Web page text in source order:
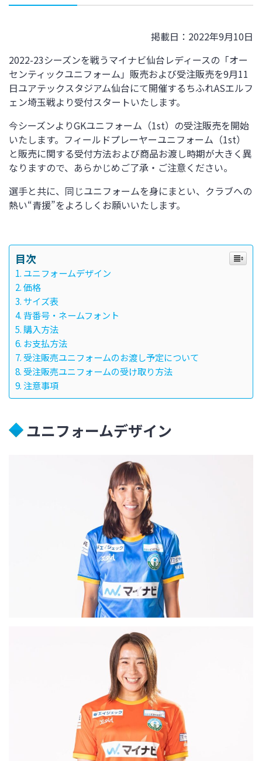
掲載日：2022年9月10日
2022-23シーズンを戦うマイナビ仙台レディースの「オー
センティックユニフォーム」販売および受注販売を9月11
日ユアテックスタジアム仙台にて開催するちふれASエルフ
ェン埼玉戦より受付スタートいたします。
今シーズンよりGKユニフォーム（1st）の受注販売を開始
いたします。フィールドプレーヤーユニフォーム（1st）
と販売に関する受付方法および商品お渡し時期が大きく異
なりますので、あらかじめご了承・ご注意ください。
選手と共に、同じユニフォームを身にまとい、クラブへの
熱い“青援”をよろしくお願いいたします。
目次
ユニフォームデザイン
価格
サイズ表
背番号・ネームフォント
購入方法
お支払方法
受注販売ユニフォームのお渡し予定について
受注販売ユニフォームの受け取り方法
注意事項
ユニフォームデザイン